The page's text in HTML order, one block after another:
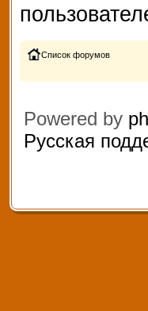
Список форумов
Powered by
Русская